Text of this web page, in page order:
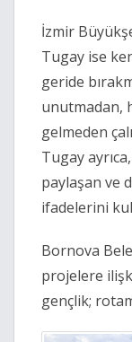
İzmir
Tugay ise
geride
unutmadan,
gelmeden
Tugay
paylaşan ve
ifadelerini
Bornova
projelere
gençlik;